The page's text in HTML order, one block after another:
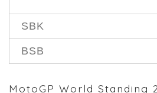
SBK
BSB
MotoGP World Standing